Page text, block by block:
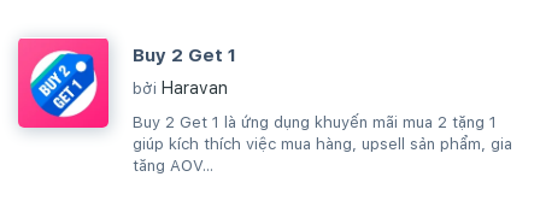
Buy 2 Get 1
bởi Haravan
Buy 2 Get 1 là ứng dụng khuyến mãi mua 2 tặng 1
giúp kích thích việc mua hàng, upsell sản phẩm, gia
tăng AOV...